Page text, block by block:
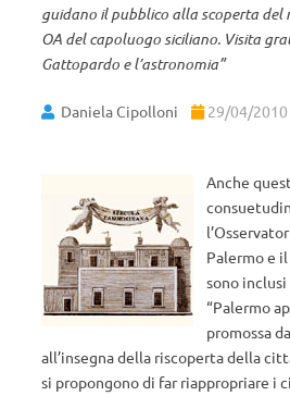
guidano il pubblico alla scoperta del
OA del capoluogo siciliano. Visita
Gattopardo e l’astronomia”
Daniela Cipolloni 29/04/2010
Anche
Palermo e
sono
“Palermo
promossa
all’insegna della riscoperta della
si propongono di far riappropriare i